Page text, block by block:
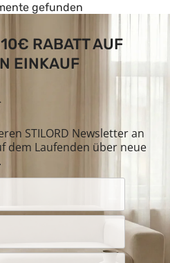
gefunden
RABATT AUF
EINKAUF
STILORD Newsletter an
dem Laufenden über neue